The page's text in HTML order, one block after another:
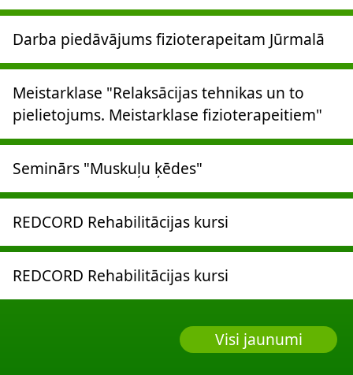
Darba piedāvājums fizioterapeitam Jūrmalā
Meistarklase "Relaksācijas tehnikas un to
pielietojums. Meistarklase fizioterapeitiem"
Seminārs "Muskuļu ķēdes"
REDCORD Rehabilitācijas kursi
REDCORD Rehabilitācijas kursi
Visi jaunumi